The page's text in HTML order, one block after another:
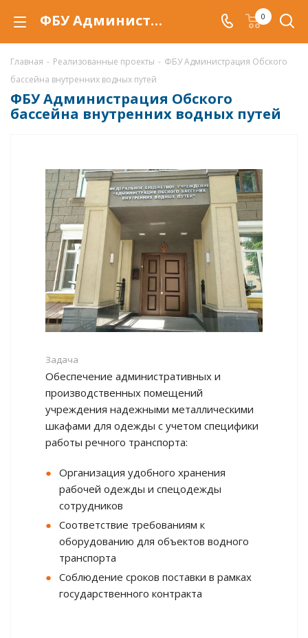
ФБУ Администрация Обского бассейна внутренних водных путей 0
Главная - Реализованные проекты - ФБУ Администрация Обского
бассейна внутренних водных путей
ФБУ Администрация Обского
бассейна внутренних водных путей
Задача
Обеспечение административных и
производственных помещений
учреждения надежными металлическими
шкафами для одежды с учетом специфики
работы речного транспорта:
Организация удобного хранения
рабочей одежды и спецодежды
сотрудников
Соответствие требованиям к
оборудованию для объектов водного
транспорта
Соблюдение сроков поставки в рамках
государственного контракта